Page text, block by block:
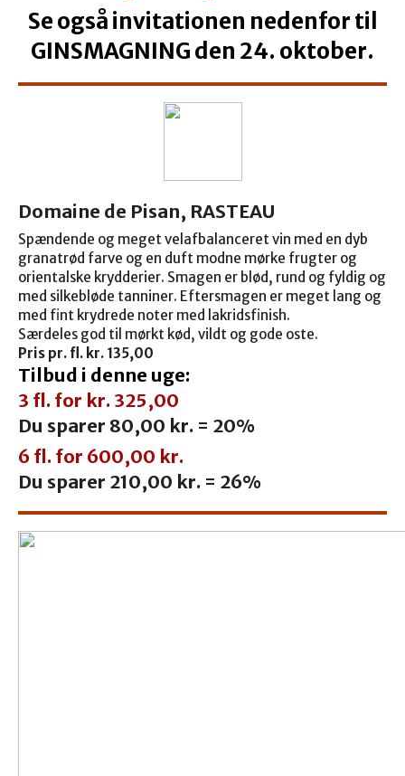
Se også invitationen nedenfor til
GINSMAGNING den 24. oktober.
Domaine de Pisan, RASTEAU
Spændende og meget velafbalanceret vin med en dyb
granatrød farve og en duft modne mørke frugter og
orientalske krydderier. Smagen er blød, rund og fyldig og
med silkebløde tanniner. Eftersmagen er meget lang og
med fint krydrede noter med lakridsfinish.
Særdeles god til mørkt kød, vildt og gode oste.
Pris pr. fl. kr. 135,00
Tilbud i denne uge:
3 fl. for kr. 325,00
Du sparer 80,00 kr. = 20%
6 fl. for 600,00 kr.
Du sparer 210,00 kr. = 26%